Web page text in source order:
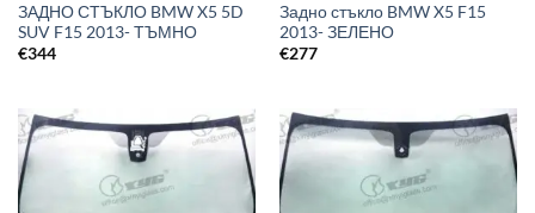
ЗАДНО СТЪКЛО BMW X5 5D
SUV F15 2013- ТЪМНО
€344
Задно стъкло BMW X5 F15
2013- ЗЕЛЕНО
€277